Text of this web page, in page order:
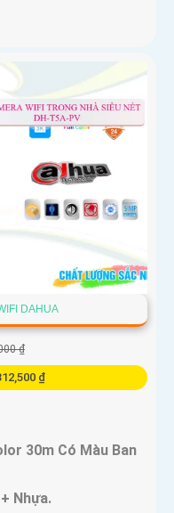
DAHUA
₫
₫
30m Có Màu Ban
Nhựa.